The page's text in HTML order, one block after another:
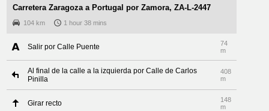
Carretera Zaragoza a Portugal por Zamora, ZA-L-2447
104 km 1 hour 38 mins
Salir por Calle Puente
74
m
Al final de la calle a la izquierda por Calle de Carlos
Pinilla
408
m
Girar recto
148
m